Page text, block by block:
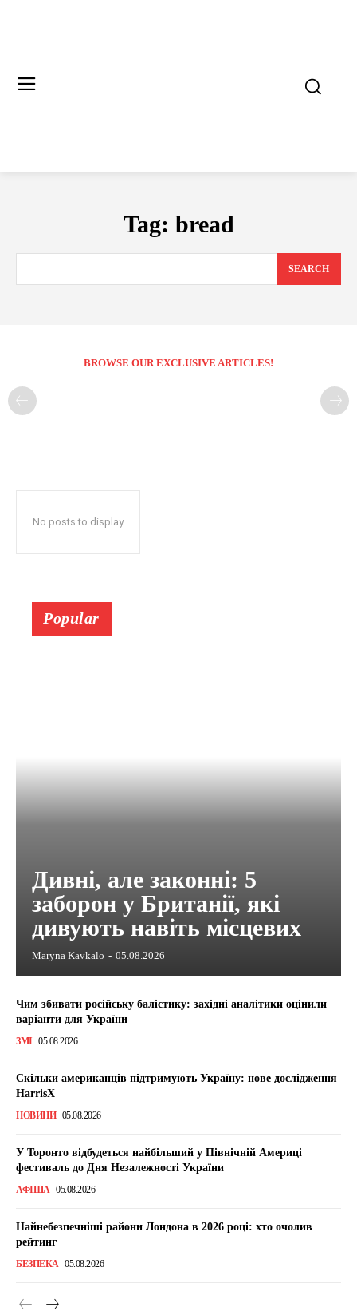
Tag: bread
SEARCH
BROWSE OUR EXCLUSIVE ARTICLES!
No posts to display
Popular
Дивні, але законні: 5
заборон у Британії, які
дивують навіть місцевих
Maryna Kavkalo - 05.08.2026
Чим збивати російську балістику: західні аналітики оцінили
варіанти для України
ЗМІ 05.08.2026
Скільки американців підтримують Україну: нове дослідження
HarrisX
НОВИНИ 05.08.2026
У Торонто відбудеться найбільший у Північній Америці
фестиваль до Дня Незалежності України
АФІША 05.08.2026
Найнебезпечніші райони Лондона в 2026 році: хто очолив
рейтинг
БЕЗПЕКА 05.08.2026